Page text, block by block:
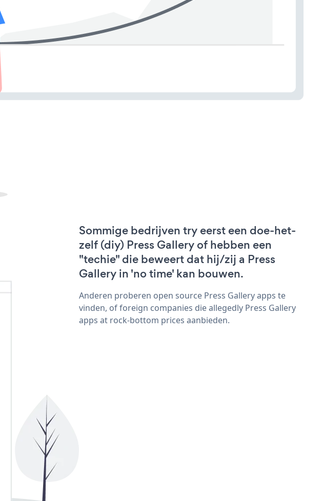
Sommige bedrijven try eerst een doe-het-
zelf (diy) Press Gallery of hebben een
"techie" die beweert dat hij/zij a Press
Gallery in 'no time' kan bouwen.
Anderen proberen open source Press Gallery apps te
vinden, of foreign companies die allegedly Press Gallery
apps at rock-bottom prices aanbieden.